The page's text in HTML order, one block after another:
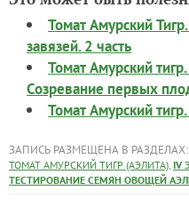
Томат Амурский
завязей. 2 часть
Томат Амурский
Созревание первых
Томат Амурский
ЗАПИСЬ РАЗМЕЩЕНА В РАЗДЕЛАХ:
ТОМАТ АМУРСКИЙ ТИГР (АЭЛИТА), IV
ТЕСТИРОВАНИЕ СЕМЯН ОВОЩЕЙ